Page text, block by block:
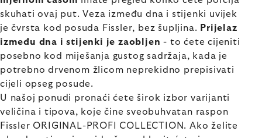
skuhati ovaj put. Veza između dna i stijenki uvijek
je čvrsta kod posuda Fissler, bez šupljina. Prijelaz
između dna i stijenki je zaobljen- to ćete cijeniti
posebno kod miješanja gustog sadržaja, kada je
potrebno drvenom žlicom neprekidno prepisivati
cijeli opseg posude.
U našoj ponudi pronaći ćete širok izbor varijanti
veličina i tipova, koje čine sveobuhvatan raspon
Fissler ORIGINAL-PROFI COLLECTION. Ako želite